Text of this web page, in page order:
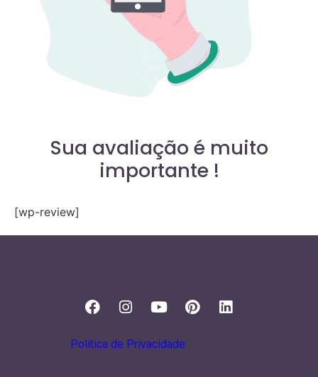
Sua avaliação é muito
importante !
[wp-review]
Política de Privacidade